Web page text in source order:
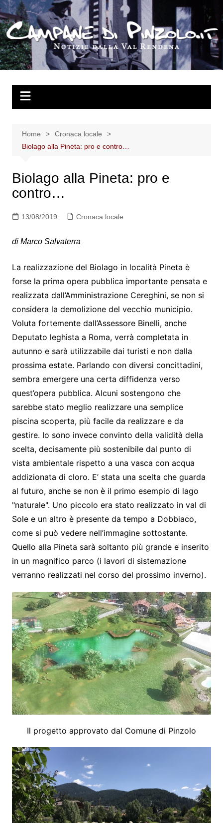
Salta
al
contenuto
Home
Cronaca locale
Biolago alla Pineta: pro e contro…
Biolago alla Pineta: pro e
contro…
13/08/2019 Cronaca locale
di Marco Salvaterra
La realizzazione del Biolago in località Pineta è
forse la prima opera pubblica importante pensata e
realizzata dall’Amministrazione Cereghini, se non si
considera la demolizione del vecchio municipio.
Voluta fortemente dall’Assessore Binelli, anche
Deputato leghista a Roma, verrà completata in
autunno e sarà utilizzabile dai turisti e non dalla
prossima estate. Parlando con diversi concittadini,
sembra emergere una certa diffidenza verso
quest’opera pubblica. Alcuni sostengono che
sarebbe stato meglio realizzare una semplice
piscina scoperta, più facile da realizzare e da
gestire. Io sono invece convinto della validità della
scelta, decisamente più sostenibile dal punto di
vista ambientale rispetto a una vasca con acqua
addizionata di cloro. E’ stata una scelta che guarda
al futuro, anche se non è il primo esempio di lago
"naturale". Uno piccolo era stato realizzato in val di
Sole e un altro è presente da tempo a Dobbiaco,
come si può vedere nell’immagine sottostante.
Quello alla Pineta sarà soltanto più grande e inserito
in un magnifico parco (i lavori di sistemazione
verranno realizzati nel corso del prossimo inverno).
Il progetto approvato dal Comune di Pinzolo